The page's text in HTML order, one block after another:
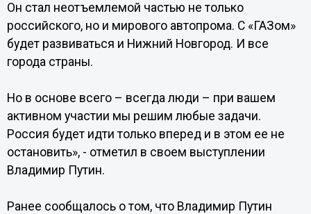
Он стал неотъемлемой частью не только
российского, но и мирового автопрома. С «ГАЗом»
будет развиваться и Нижний Новгород. И все
города страны.
Но в основе всего – всегда люди – при вашем
активном участии мы решим любые задачи.
Россия будет идти только вперед и в этом ее не
остановить», - отметил в своем выступлении
Владимир Путин.
Ранее сообщалось о том, что Владимир Путин